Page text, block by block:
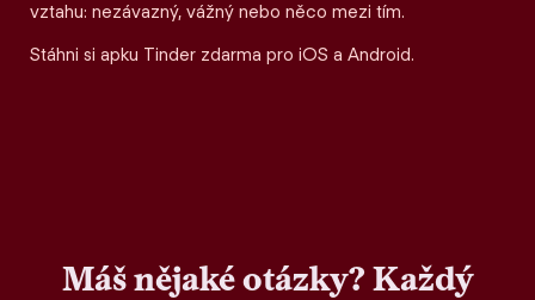
vztahu: nezávazný, vážný nebo něco mezi tím.
Stáhni si apku Tinder zdarma pro iOS a Android.
Máš nějaké otázky? Každý